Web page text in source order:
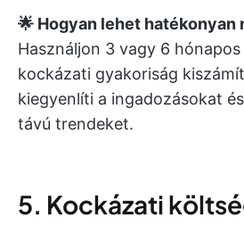
🌟 Hogyan lehet hatékonyan
Használjon 3 vagy 6
kockázati gyakoriság
kiegyenlíti a ingadozásokat
távú trendeket.
5. Kockázati